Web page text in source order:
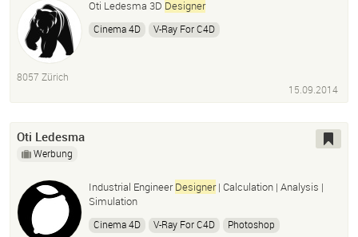
Oti Ledesma 3D Designer
Cinema 4D
V-Ray For C4D
Architekturvisualisierung
Illustration Animation
8057 Zürich
15.09.2014
Oti Ledesma
Werbung
Industrial EngineerDesigner| Calculation | Analysis |
Simulation
Cinema 4D V-Ray For C4D
Photoshop